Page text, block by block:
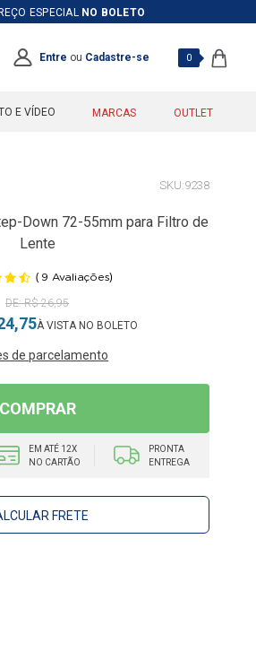
ESPECIAL NO BOLETO
Entre ou Cadastre-se 0
E VÍDEO MARCAS OUTLET
9238
Down 72-55mm para Filtro de
Lente
( 9 Avaliações)
R$ 26,95
de parcelamento
COMPRAR
EM ATÉ 12X
NO CARTÃO
PRONTA
ENTREGA
FRETE